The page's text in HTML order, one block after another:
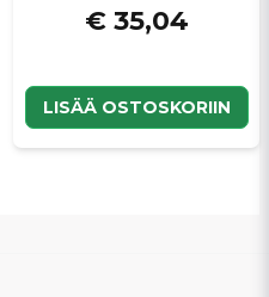
€ 35,04
LISÄÄ OSTOSKORIIN